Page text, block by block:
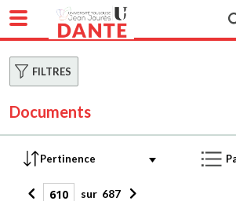
FILTRES
Documents
sur 687